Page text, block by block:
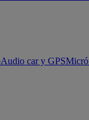
Audio car y GPS